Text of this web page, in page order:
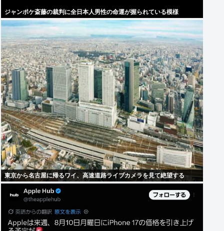
ジャンポケ斎藤の裁判に全日本人男性の命運が握られている模様
東京から名古屋に帰るワイ、高速道路ライブカメラを見て絶望する